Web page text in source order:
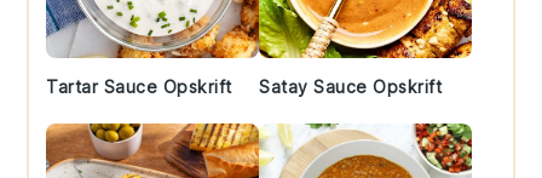
Tartar Sauce Opskrift Satay Sauce Opskrift